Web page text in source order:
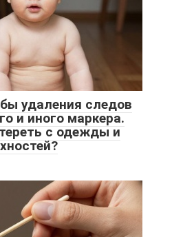
удаления следов
и иного маркера.
с одежды и